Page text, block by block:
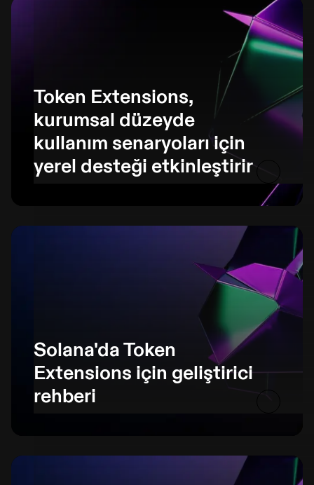
Token Extensions,
kurumsal düzeyde
kullanım senaryoları için
yerel desteği etkinleştirir
Solana'da Token
Extensions için geliştirici
rehberi